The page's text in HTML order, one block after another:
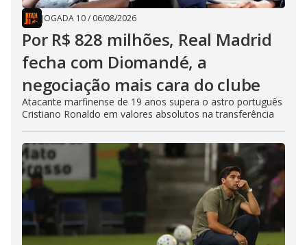
JOGADA 10/ 06/08/2026
Por R$ 828 milhões, Real Madrid
fecha com Diomandé, a
negociação mais cara do clube
Atacante marfinense de 19 anos supera o astro português
Cristiano Ronaldo em valores absolutos na transferência